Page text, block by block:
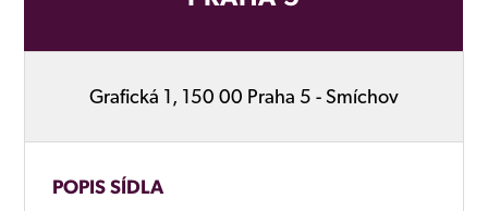
Grafická 1, 150 00 Praha 5 - Smíchov
POPIS SÍDLA